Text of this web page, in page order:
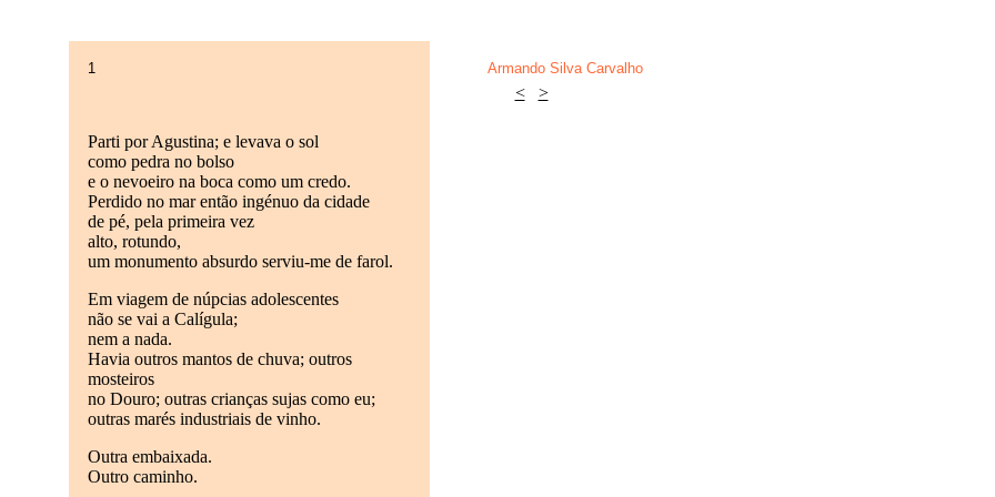
1
Parti por Agustina; e levava o sol
como pedra no bolso
e o nevoeiro na boca como um credo.
Perdido no mar então ingénuo da cidade
de pé, pela primeira vez
alto, rotundo,
um monumento absurdo serviu-me de farol.
Em viagem de núpcias adolescentes
não se vai a Calígula;
nem a nada.
Havia outros mantos de chuva; outros
mosteiros
no Douro; outras crianças sujas como eu;
outras marés industriais de vinho.
Outra embaixada.
Outro caminho.
Armando Silva Carvalho
< >